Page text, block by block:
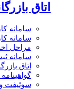
اتاق
سامانه
سامانه
مراحل
سامانه
اتاق
سوئیفت و